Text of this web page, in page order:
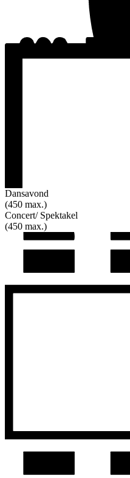
Dansavond
(450 max.)
Concert/ Spektakel
(450 max.)